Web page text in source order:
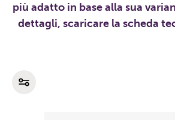
più adatto in base alla sua
dettagli, scaricare la scheda